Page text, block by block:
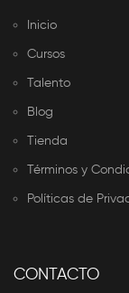
Inicio
Cursos
Talento
Blog
Tienda
Términos y
Políticas de
CONTACTO